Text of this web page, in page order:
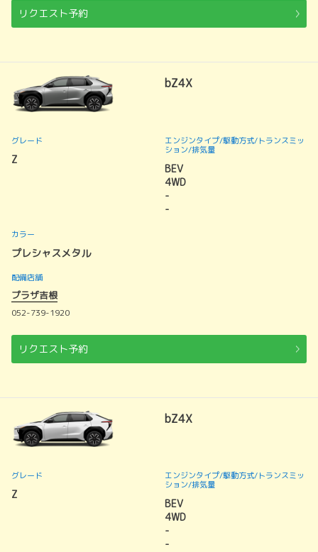
リクエスト予約
bZ4X
グレード
Z
エンジンタイプ/駆動方式/トランスミッ
ション/排気量
BEV
4WD
-
-
カラー
プレシャスメタル
配備店舗
プラザ吉根
052-739-1920
リクエスト予約
bZ4X
グレード
Z
エンジンタイプ/駆動方式/トランスミッ
ション/排気量
BEV
4WD
-
-